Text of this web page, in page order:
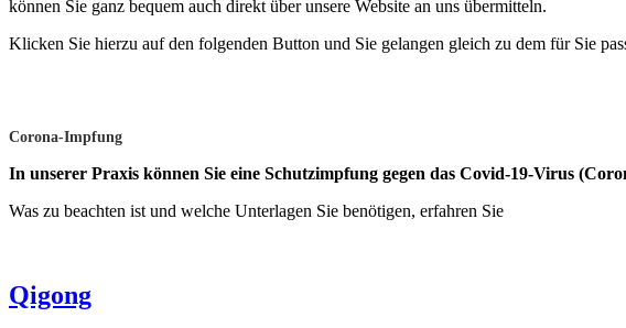
können Sie ganz bequem auch direkt über unsere Website an uns übermitteln.
Klicken Sie hierzu auf den folgenden Button und Sie gelangen gleich zu dem für Sie
Corona-Impfung
In unserer Praxis können Sie eine Schutzimpfung gegen das Covid-19-Virus
Was zu beachten ist und welche Unterlagen Sie benötigen, erfahren Sie
Qigong